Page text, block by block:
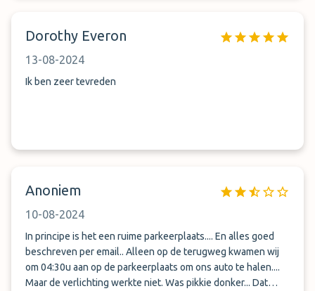
Dorothy Everon
13-08-2024
Ik ben zeer tevreden
Anoniem
10-08-2024
In principe is het een ruime parkeerplaats.... En alles goed
beschreven per email.. Alleen op de terugweg kwamen wij
om 04:30u aan op de parkeerplaats om ons auto te halen....
Maar de verlichting werkte niet. Was pikkie donker... Dat